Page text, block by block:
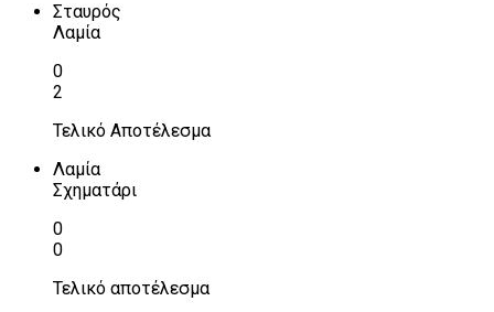
Σταυρός
Λαμία
0
2
Τελικό Αποτέλεσμα
Λαμία
Σχηματάρι
0
0
Τελικό αποτέλεσμα